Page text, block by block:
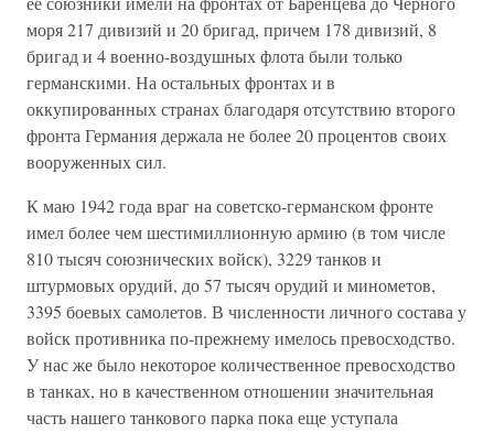
моря 217 дивизий и 20 бригад, причем 178 дивизий, 8
бригад и 4 военно-воздушных флота были только
германскими. На остальных фронтах и в
оккупированных странах благодаря отсутствию второго
фронта Германия держала не более 20 процентов своих
вооруженных сил.
К маю 1942 года враг на советско-германском фронте
имел более чем шестимиллионную армию (в том числе
810 тысяч союзнических войск), 3229 танков и
штурмовых орудий, до 57 тысяч орудий и минометов,
3395 боевых самолетов. В численности личного состава у
войск противника по-прежнему имелось превосходство.
У нас же было некоторое количественное превосходство
в танках, но в качественном отношении значительная
часть нашего танкового парка пока еще уступала